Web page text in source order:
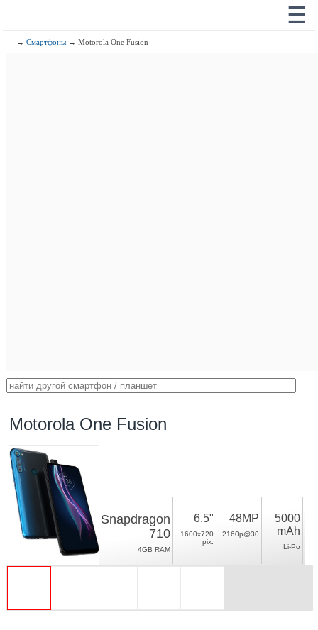
☰
→Смартфоны → Motorola One Fusion
Motorola One Fusion
Snapdragon
710
4GB RAM
6.5"
1600x720
pix.
48MP
2160p@30
5000
mAh
Li-Po